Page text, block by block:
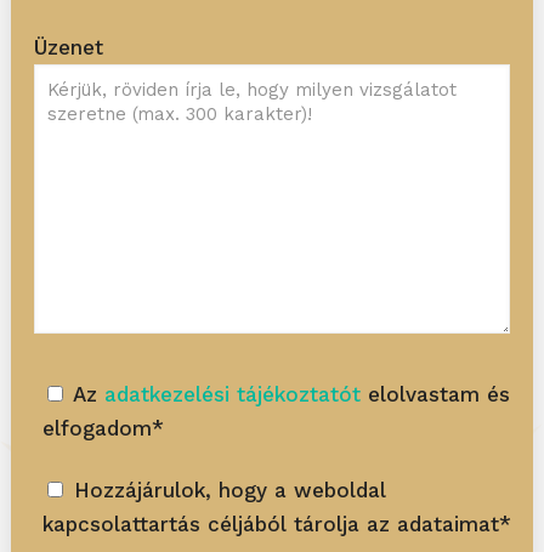
Üzenet
Az adatkezelési tájékoztatótelolvastam és
elfogadom*
Hozzájárulok, hogy a weboldal
kapcsolattartás céljából tárolja az adataimat*